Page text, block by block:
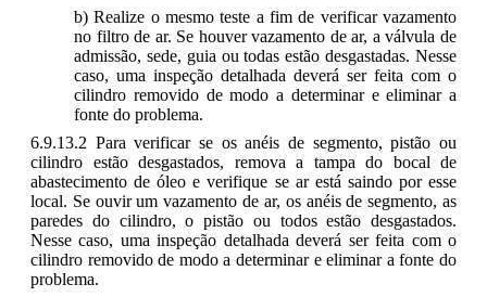
b) Realize o mesmo teste a fim de verificar vazamento
no filtro de ar. Se houver vazamento de ar, a válvula de
admissão, sede, guia ou todas estão desgastadas. Nesse
caso, uma inspeção detalhada deverá ser feita com o
cilindro removido de modo a determinar e eliminar a
fonte do problema.
6.9.13.2 Para verificar se os anéis de segmento, pistão ou
cilindro estão desgastados, remova a tampa do bocal de
abastecimento de óleo e verifique se ar está saindo por esse
local. Se ouvir um vazamento de ar, os anéis de segmento, as
paredes do cilindro, o pistão ou todos estão desgastados.
Nesse caso, uma inspeção detalhada deverá ser feita com o
cilindro removido de modo a determinar e eliminar a fonte do
problema.